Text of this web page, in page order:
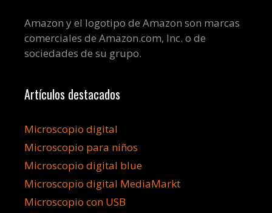
Amazon y el logotipo de Amazon son marcas
comerciales de Amazon.com, Inc. o de
sociedades de su grupo.
Artículos destacados
Microscopio digital
Microscopio para niños
Microscopio digital blue
Microscopio digital MediaMarkt
Microscopio con USB